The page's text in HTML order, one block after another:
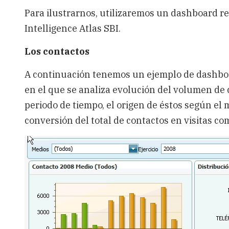
Para ilustrarnos, utilizaremos un dashboard
Intelligence Atlas SBI.
Los contactos
A continuación tenemos un ejemplo de
en el que se analiza evolución del volumen
periodo de tiempo, el origen de éstos según
conversión del total de contactos en visitas